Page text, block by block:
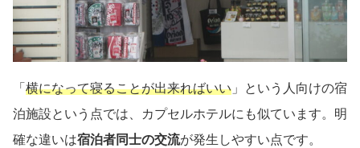
「 横になって寝ることが出来ればいい 」という人向けの宿
泊施設という点では、カプセルホテルにも似ています。明
確な違いは宿泊者同士の交流が発生しやすい点です。